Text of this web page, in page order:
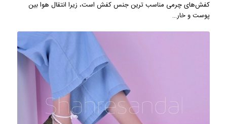
كفش‌های چرمی مناسب ترین جنس كفش است، زیرا انتقال هوا بین
پوست و خار…